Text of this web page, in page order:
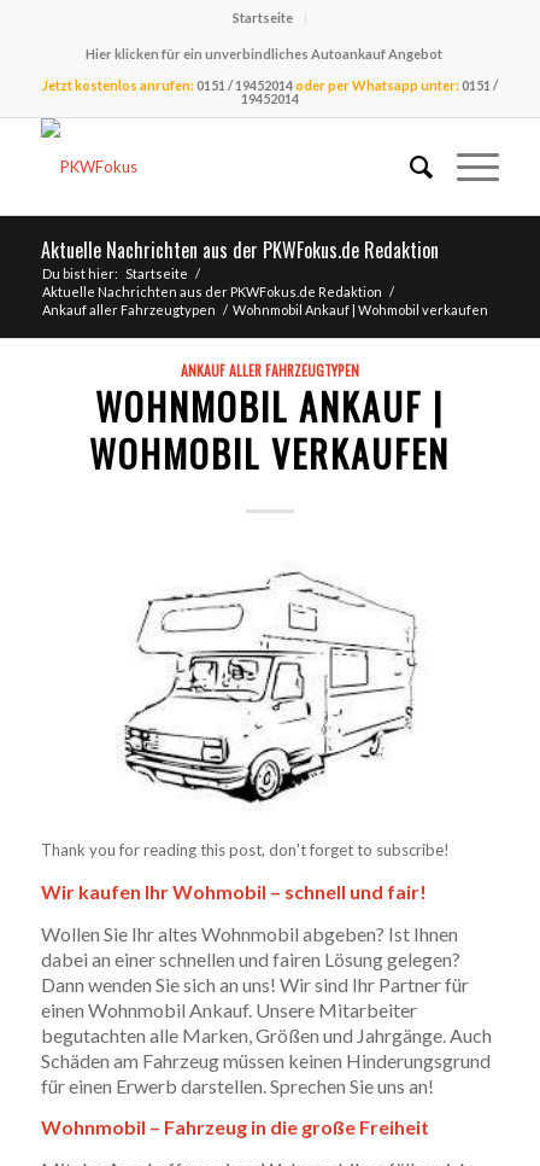
Startseite
Hier klicken für ein unverbindliches Autoankauf Angebot
Jetzt kostenlos anrufen:0151 / 19452014oder per Whatsapp unter:0151 /
19452014
Aktuelle Nachrichten aus der PKWFokus.de Redaktion
Du bist hier: Startseite /
Aktuelle Nachrichten aus der PKWFokus.de Redaktion /
Ankauf aller Fahrzeugtypen / Wohnmobil Ankauf | Wohmobil verkaufen
ANKAUF ALLER FAHRZEUGTYPEN
WOHNMOBIL ANKAUF |
WOHMOBIL VERKAUFEN
Thank you for reading this post, don't forget to subscribe!
Wir kaufen Ihr Wohmobil – schnell und fair!
Wollen Sie Ihr altes Wohnmobil abgeben? Ist Ihnen
dabei an einer schnellen und fairen Lösung gelegen?
Dann wenden Sie sich an uns! Wir sind Ihr Partner für
einen Wohnmobil Ankauf. Unsere Mitarbeiter
begutachten alle Marken, Größen und Jahrgänge. Auch
Schäden am Fahrzeug müssen keinen Hinderungsgrund
für einen Erwerb darstellen. Sprechen Sie uns an!
Wohnmobil – Fahrzeug in die große Freiheit